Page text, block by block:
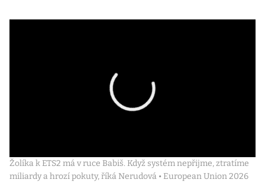
Žolíka k ETS2 má v ruce Babiš. Když systém nepřijme, ztratíme
miliardy a hrozí pokuty, říká Nerudová • European Union 2026